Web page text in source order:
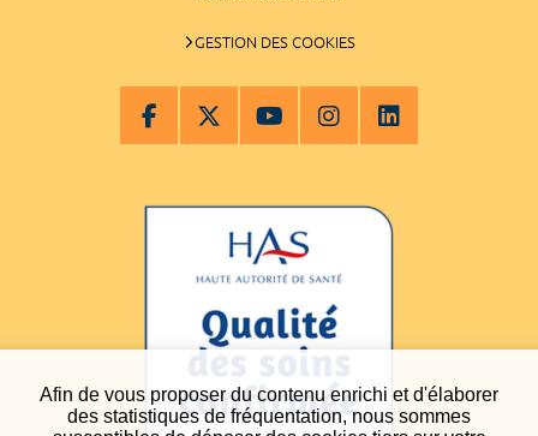
Afin de vous proposer du contenu enrichi et d'élaborer
des statistiques de fréquentation, nous sommes
GESTION DES COOKIES